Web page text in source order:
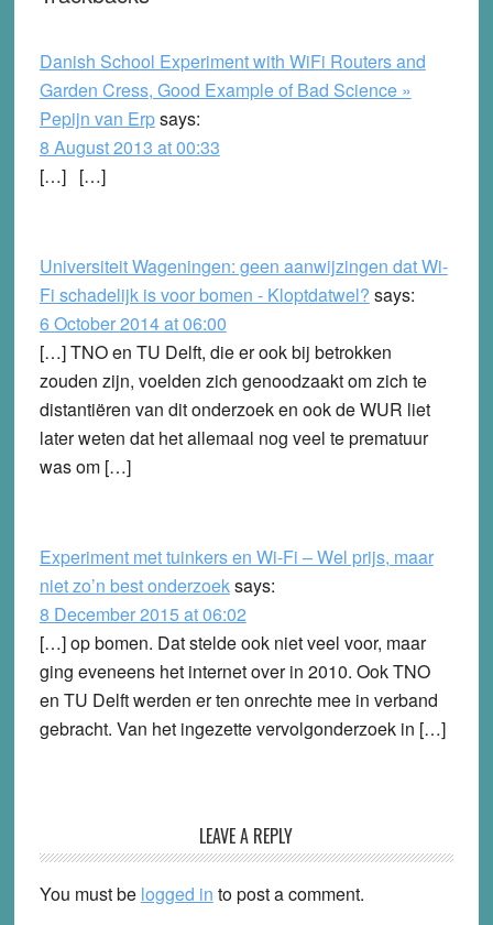
Danish School Experiment with WiFi Routers and
Garden Cress, Good Example of Bad Science »
Pepijn van Erpsays:
8 August 2013 at 00:33
[…] […]
Universiteit Wageningen: geen aanwijzingen dat Wi-
Fi schadelijk is voor bomen - Kloptdatwel? says:
6 October 2014 at 06:00
[…] TNO en TU Delft, die er ook bij betrokken
zouden zijn, voelden zich genoodzaakt om zich te
distantiëren van dit onderzoek en ook de WUR liet
later weten dat het allemaal nog veel te prematuur
was om […]
Experiment met tuinkers en Wi-Fi – Wel prijs, maar
niet zo’n best onderzoeksays:
8 December 2015 at 06:02
[…] op bomen. Dat stelde ook niet veel voor, maar
ging eveneens het internet over in 2010. Ook TNO
en TU Delft werden er ten onrechte mee in verband
gebracht. Van het ingezette vervolgonderzoek in […]
LEAVE A REPLY
You must be logged in to post a comment.